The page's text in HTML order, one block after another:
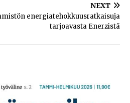
NEXT
energiatehokkuusratkaisuja
tarjoavasta Enerzistä